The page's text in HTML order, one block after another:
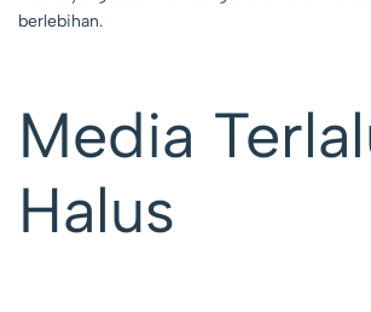
berlebihan.
Media
Halus